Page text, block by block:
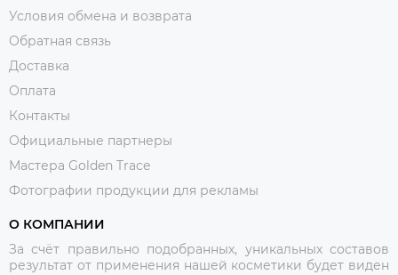
Условия обмена и возврата
Обратная связь
Доставка
Оплата
Контакты
Официальные партнеры
Мастера Golden Trace
Фотографии продукции для рекламы
О КОМПАНИИ
За счёт правильно подобранных, уникальных составов
результат от применения нашей косметики будет виден